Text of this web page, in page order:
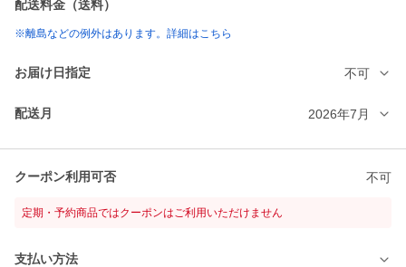
配送料金（送料）
※離島などの例外はあります。詳細はこちら
お届け日指定 不可
配送月 2026年7月
クーポン利用可否 不可
定期・予約商品ではクーポンはご利用いただけません
支払い方法